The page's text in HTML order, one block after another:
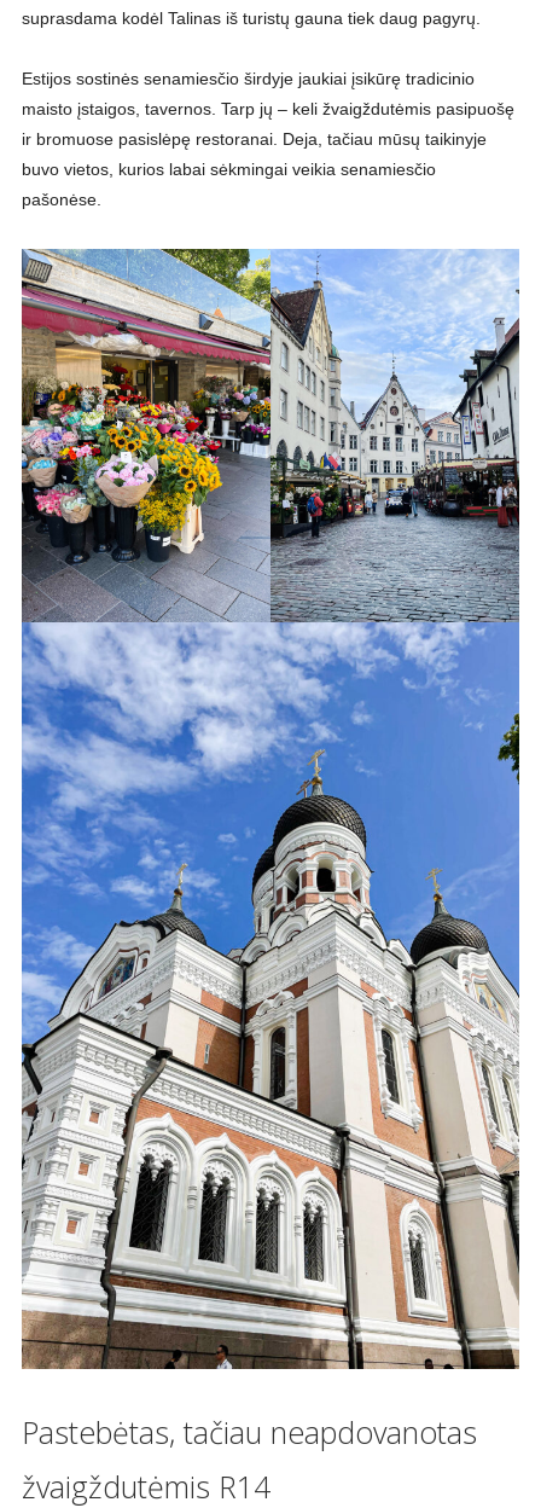
suprasdama kodėl Talinas iš turistų gauna tiek daug pagyrų.
Estijos sostinės senamiesčio širdyje jaukiai įsikūrę tradicinio
maisto įstaigos, tavernos. Tarp jų – keli žvaigždutėmis pasipuošę
ir bromuose pasislėpę restoranai. Deja, tačiau mūsų taikinyje
buvo vietos, kurios labai sėkmingai veikia senamiesčio
pašonėse.
Pastebėtas, tačiau neapdovanotas
žvaigždutėmis R14